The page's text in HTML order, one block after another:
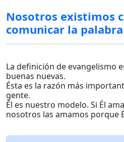
Nosotros existimos
comunicar la
La definición de evangelismo
buenas nuevas.
Ésta es la razón más
gente.
Él es nuestro modelo. Si Él
nosotros las amamos porque